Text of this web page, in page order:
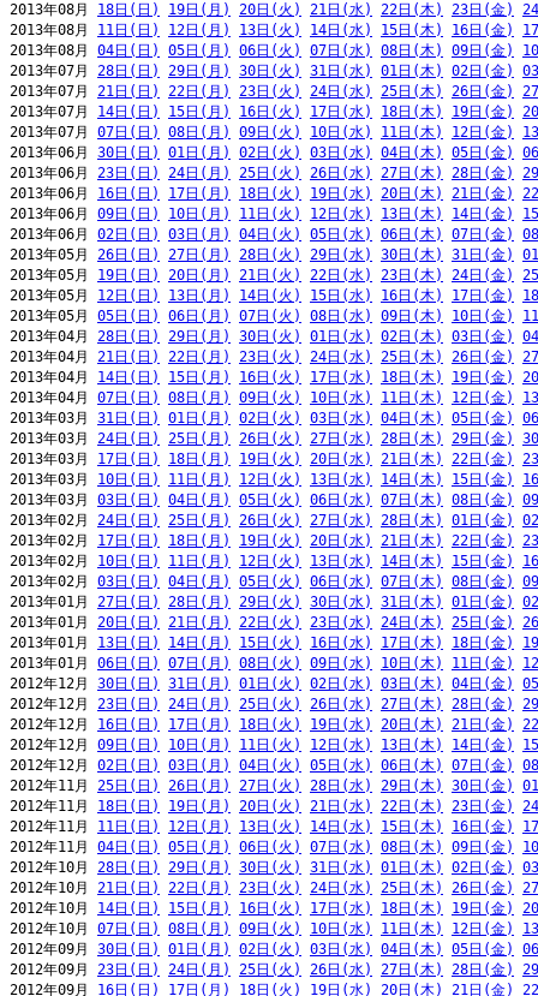
2013年08月 18日(日) 19日(月) 20日(火) 21日(水) 22日(木) 23日(金)
2013年08月 11日(日) 12日(月) 13日(火) 14日(水) 15日(木) 16日(金)
2013年08月 04日(日) 05日(月) 06日(火) 07日(水) 08日(木) 09日(金)
2013年07月 28日(日) 29日(月) 30日(火) 31日(水) 01日(木) 02日(金)
2013年07月 21日(日) 22日(月) 23日(火) 24日(水) 25日(木) 26日(金)
2013年07月 14日(日) 15日(月) 16日(火) 17日(水) 18日(木) 19日(金)
2013年07月 07日(日) 08日(月) 09日(火) 10日(水) 11日(木) 12日(金)
2013年06月 30日(日) 01日(月) 02日(火) 03日(水) 04日(木) 05日(金)
2013年06月 23日(日) 24日(月) 25日(火) 26日(水) 27日(木) 28日(金)
2013年06月 16日(日) 17日(月) 18日(火) 19日(水) 20日(木) 21日(金)
2013年06月 09日(日) 10日(月) 11日(火) 12日(水) 13日(木) 14日(金)
2013年06月 02日(日) 03日(月) 04日(火) 05日(水) 06日(木) 07日(金)
2013年05月 26日(日) 27日(月) 28日(火) 29日(水) 30日(木) 31日(金)
2013年05月 19日(日) 20日(月) 21日(火) 22日(水) 23日(木) 24日(金)
2013年05月 12日(日) 13日(月) 14日(火) 15日(水) 16日(木) 17日(金)
2013年05月 05日(日) 06日(月) 07日(火) 08日(水) 09日(木) 10日(金)
2013年04月 28日(日) 29日(月) 30日(火) 01日(水) 02日(木) 03日(金)
2013年04月 21日(日) 22日(月) 23日(火) 24日(水) 25日(木) 26日(金)
2013年04月 14日(日) 15日(月) 16日(火) 17日(水) 18日(木) 19日(金)
2013年04月 07日(日) 08日(月) 09日(火) 10日(水) 11日(木) 12日(金)
2013年03月 31日(日) 01日(月) 02日(火) 03日(水) 04日(木) 05日(金)
2013年03月 24日(日) 25日(月) 26日(火) 27日(水) 28日(木) 29日(金)
2013年03月 17日(日) 18日(月) 19日(火) 20日(水) 21日(木) 22日(金)
2013年03月 10日(日) 11日(月) 12日(火) 13日(水) 14日(木) 15日(金)
2013年03月 03日(日) 04日(月) 05日(火) 06日(水) 07日(木) 08日(金)
2013年02月 24日(日) 25日(月) 26日(火) 27日(水) 28日(木) 01日(金)
2013年02月 17日(日) 18日(月) 19日(火) 20日(水) 21日(木) 22日(金)
2013年02月 10日(日) 11日(月) 12日(火) 13日(水) 14日(木) 15日(金)
2013年02月 03日(日) 04日(月) 05日(火) 06日(水) 07日(木) 08日(金)
2013年01月 27日(日) 28日(月) 29日(火) 30日(水) 31日(木) 01日(金)
2013年01月 20日(日) 21日(月) 22日(火) 23日(水) 24日(木) 25日(金)
2013年01月 13日(日) 14日(月) 15日(火) 16日(水) 17日(木) 18日(金)
2013年01月 06日(日) 07日(月) 08日(火) 09日(水) 10日(木) 11日(金)
2012年12月 30日(日) 31日(月) 01日(火) 02日(水) 03日(木) 04日(金)
2012年12月 23日(日) 24日(月) 25日(火) 26日(水) 27日(木) 28日(金)
2012年12月 16日(日) 17日(月) 18日(火) 19日(水) 20日(木) 21日(金)
2012年12月 09日(日) 10日(月) 11日(火) 12日(水) 13日(木) 14日(金)
2012年12月 02日(日) 03日(月) 04日(火) 05日(水) 06日(木) 07日(金)
2012年11月 25日(日) 26日(月) 27日(火) 28日(水) 29日(木) 30日(金)
2012年11月 18日(日) 19日(月) 20日(火) 21日(水) 22日(木) 23日(金)
2012年11月 11日(日) 12日(月) 13日(火) 14日(水) 15日(木) 16日(金)
2012年11月 04日(日) 05日(月) 06日(火) 07日(水) 08日(木) 09日(金)
2012年10月 28日(日) 29日(月) 30日(火) 31日(水) 01日(木) 02日(金)
2012年10月 21日(日) 22日(月) 23日(火) 24日(水) 25日(木) 26日(金)
2012年10月 14日(日) 15日(月) 16日(火) 17日(水) 18日(木) 19日(金)
2012年10月 07日(日) 08日(月) 09日(火) 10日(水) 11日(木) 12日(金)
2012年09月 30日(日) 01日(月) 02日(火) 03日(水) 04日(木) 05日(金)
2012年09月 23日(日) 24日(月) 25日(火) 26日(水) 27日(木) 28日(金)
2012年09月 16日(日) 17日(月) 18日(火) 19日(水) 20日(木) 21日(金)